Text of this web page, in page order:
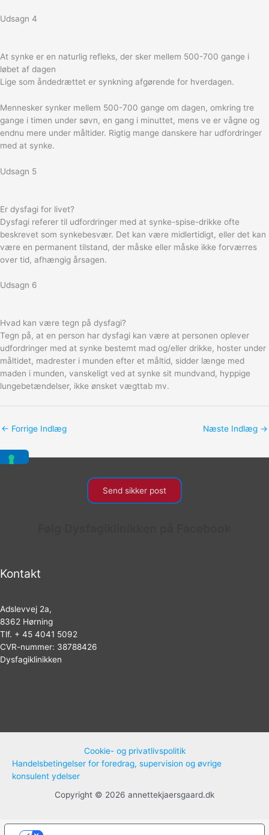
Udsagn 4
At synke er en naturlig refleks, der sker mellem 500-700 gange i
løbet af dagen
Lige som åndedrættet er synkning afgørende for hverdagen.
Mennesker synker mellem 500-700 gange om dagen, omkring tre
gange i timen under søvn, en gang i minuttet, mens ve er vågne og
endnu mere under måltider. Rigtig mange danskere har udfordringer
med at synke.
Udsagn 5
Er dysfagi for livet?
Dysfagi referer til udfordringer med at synke-spise-drikke ofte
beskrevet som synkebesvær. Det kan være midlertidigt, eller det kan
være en permanent tilstand, der måske eller måske ikke forværres
over tid, afhængig årsagen.
Udsagn 6
Hvad kan være tegn på dysfagi?
Tegn på, at en person har dysfagi kan være at personen oplever
udfordringer med at synke bestemt mad og/eller drikke, hoster under
måltidet, madrester i munden efter et måltid, sidder længe med
maden i munden, vanskeligt ved at synke sit mundvand, hyppige
lungebetændelser, ikke ønsket vægttab mv.
← Forrige Indlæg Næste Indlæg →
Send sikker post
Kontakt
Adslevvej 2a,
8362 Hørning
Tlf. + 45 4041 5092
CVR-nummer: 38788426
Dysfagiklinikken
Cookie- og privatlivspolitik
Handelsbetingelser for foredrag, supervision og øvrige
konsulent ydelser
Copyright © 2026 annettekjaersgaard.dk